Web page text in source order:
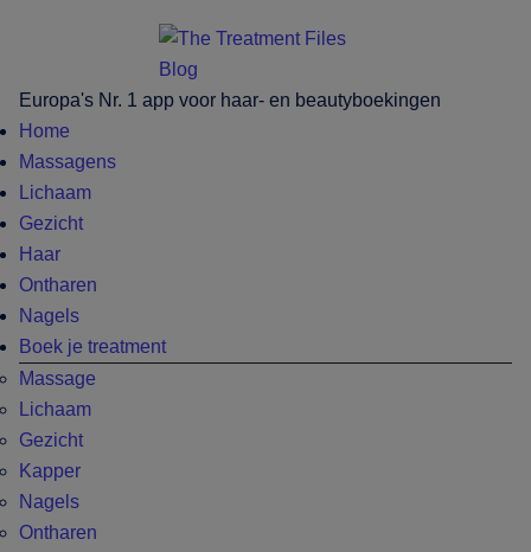
content
menu
sidebar
Europa's Nr. 1 app voor haar- en beautyboekingen
Home
Massagens
Lichaam
Gezicht
Haar
Ontharen
Nagels
Boek je treatment
Massage
Lichaam
Gezicht
Kapper
Nagels
Ontharen